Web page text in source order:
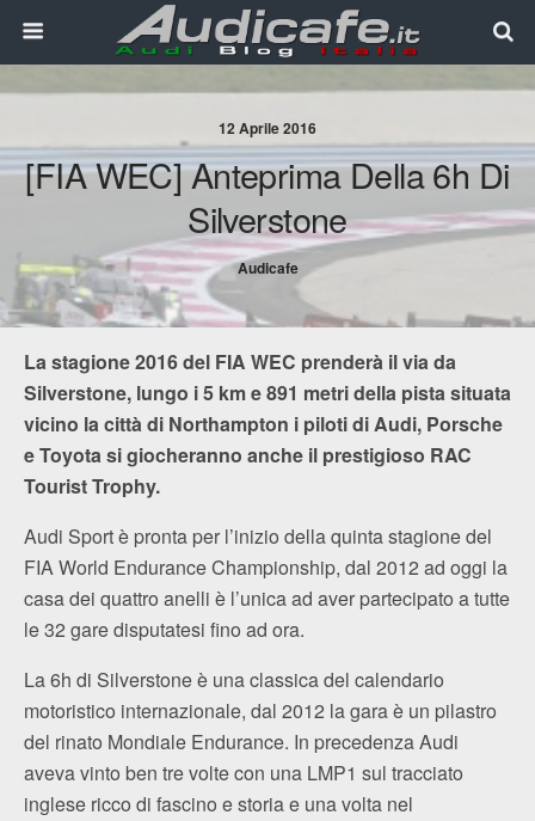
12 Aprile 2016
[FIA WEC] Anteprima Della 6h Di
Silverstone
Audicafe
La stagione 2016 del FIA WEC prenderà il via da
Silverstone, lungo i 5 km e 891 metri della pista situata
vicino la città di Northampton i piloti di Audi, Porsche
e Toyota si giocheranno anche il prestigioso RAC
Tourist Trophy.
Audi Sport è pronta per l’inizio della quinta stagione del
FIA World Endurance Championship, dal 2012 ad oggi la
casa dei quattro anelli è l’unica ad aver partecipato a tutte
le 32 gare disputatesi fino ad ora.
La 6h di Silverstone è una classica del calendario
motoristico internazionale, dal 2012 la gara è un pilastro
del rinato Mondiale Endurance. In precedenza Audi
aveva vinto ben tre volte con una LMP1 sul tracciato
inglese ricco di fascino e storia e una volta nel